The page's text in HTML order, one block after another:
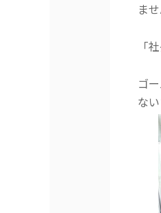
ませ
「
ゴ
な